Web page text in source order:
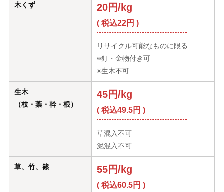
木くず 20円/kg
( 税込22円 )
リサイクル可能なものに限る
※釘・金物付き可
※生木不可
生木
（枝・葉・幹・根）
45円/kg
( 税込49.5円 )
草混入不可
泥混入不可
草、竹、篠 55円/kg
( 税込60.5円 )